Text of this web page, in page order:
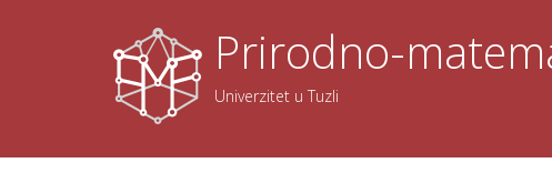
Prirodno-
Univerzitet u Tuzli